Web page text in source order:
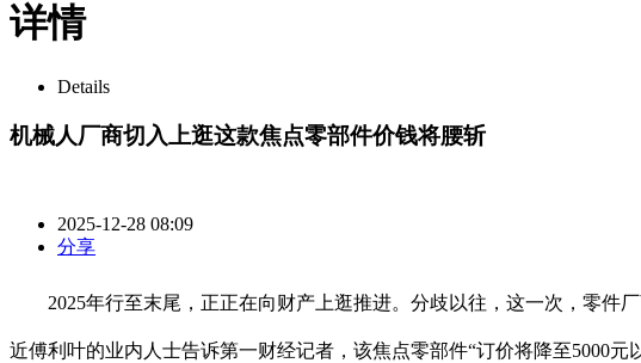
详情
Details
机械人厂商切入上逛这款焦点零部件价钱将腰斩
2025-12-28 08:09
分享
2025年行至末尾，正正在向财产上逛推进。分歧以往，这一次，零件
近傅利叶的业内人士告诉第一财经记者，该焦点零部件“订价将降至5000